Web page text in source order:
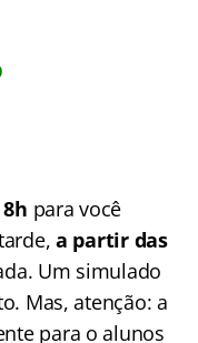
8h para você
a partir das
Um simulado
Mas, atenção: a
para o alunos